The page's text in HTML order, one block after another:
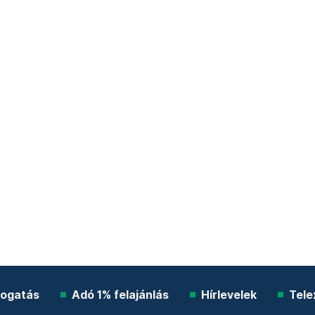
Adó 1% felajánlás Hírlevelek